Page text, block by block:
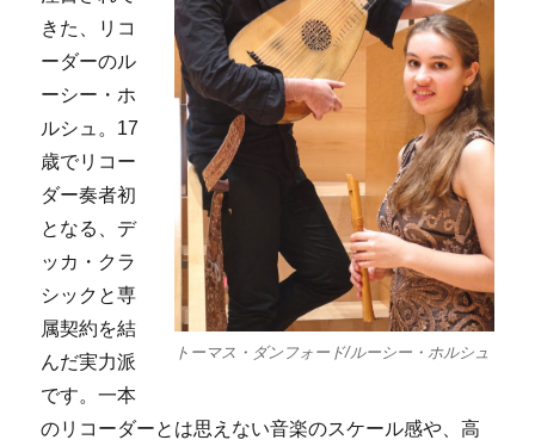
トーマス・ダンフォード/ルーシー・ホルシュ
きた、リコ
ーダーのル
ーシー・ホ
ルシュ。17
歳でリコー
ダー奏者初
となる、デ
ッカ・クラ
シックと専
属契約を結
んだ実力派
です。一本
のリコーダーとは思えない音楽のスケール感や、高